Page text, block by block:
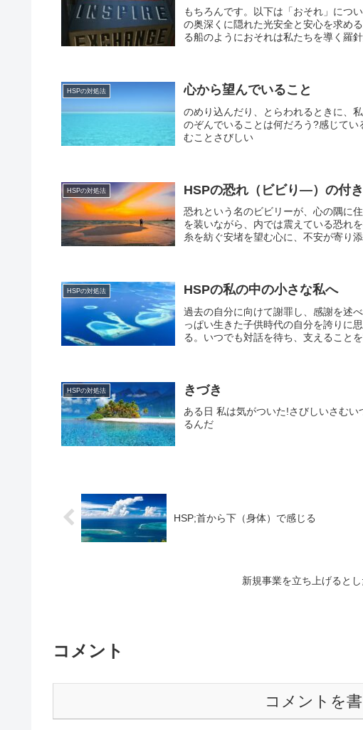
もちろんです。以下は「おそれ」につ
の奥深くに隠れた光安全と安心を求め
る船のようにおそれは私たちを導く羅
HSPの対処法 心から望んでいること
のめり込んだり、とらわれるときに、
のぞんでいることは何
むことさびし
HSPの対処法 HSPの恐れ（ビビり―）の付
恐れという名のビビリーが、心の隅に
を装いながら、内では震えている恐れ
糸を紡ぐ安堵を望む心に、不安が寄り
HSPの対処法 HSPの私の中の小さな私へ
過去の自分に向けて謝罪し、感謝を述
っぱい生きた子供時代の自分を誇りに
る。いつでも対話を待ち、支えることを
HSPの対処法 きづき
ある日 私は気がついた!さびしいさむ
るんだ
HSP;首から下（身体）で感じる
新規事業を立ち上げると
コメント
コメントを